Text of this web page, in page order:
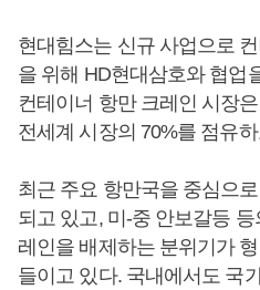
현대힘스는 신규 사업으로
을 위해 HD현대삼호와 협업
컨테이너 항만 크레인 시장
전세계 시장의 70%를 점유
최근 주요 항만국을 중심으
되고 있고, 미-중 안보갈등
레인을 배제하는 분위기가
들이고 있다. 국내에서도 국